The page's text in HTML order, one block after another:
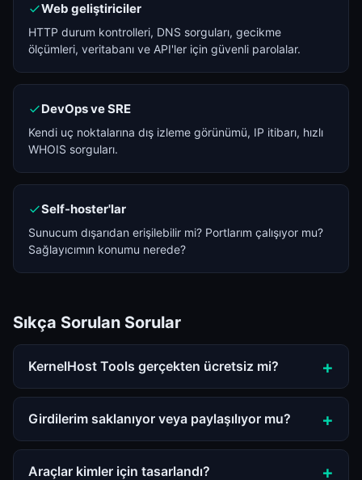
Web geliştiriciler
HTTP durum kontrolleri, DNS sorguları, gecikme
ölçümleri, veritabanı ve API'ler için güvenli parolalar.
DevOps ve SRE
Kendi uç noktalarına dış izleme görünümü, IP itibarı, hızlı
WHOIS sorguları.
Self-hoster'lar
Sunucum dışarıdan erişilebilir mi? Portlarım çalışıyor mu?
Sağlayıcımın konumu nerede?
Sıkça Sorulan Sorular
KernelHost Tools gerçekten ücretsiz mi?
Girdilerim saklanıyor veya paylaşılıyor mu?
Araçlar kimler için tasarlandı?